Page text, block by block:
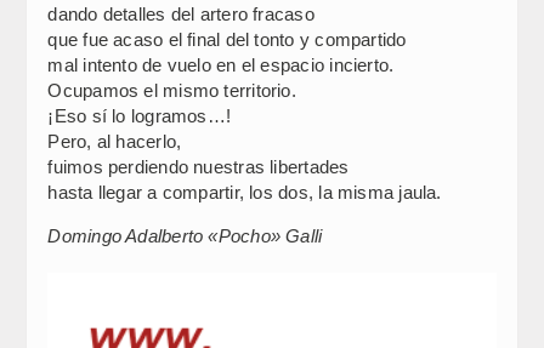
dando detalles del artero fracaso
que fue acaso el final del tonto y compartido
mal intento de vuelo en el espacio incierto.
Ocupamos el mismo territorio.
¡Eso sí lo logramos…!
Pero, al hacerlo,
fuimos perdiendo nuestras libertades
hasta llegar a compartir, los dos, la misma jaula.
Domingo Adalberto «Pocho» Galli